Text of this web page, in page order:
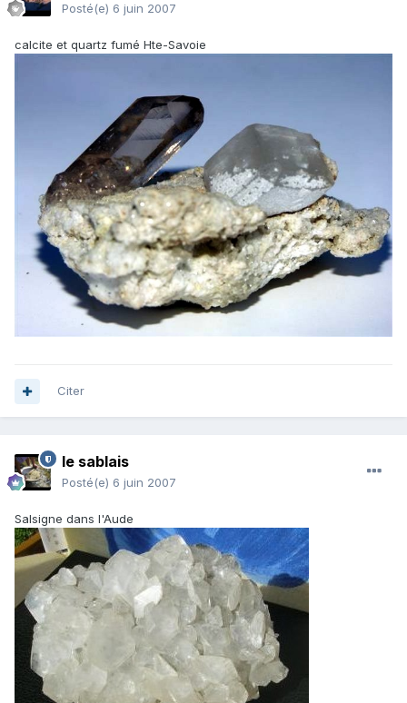
Posté(e) 6 juin 2007
calcite et quartz fumé Hte-Savoie
Citer
le sablais
Posté(e) 6 juin 2007
Salsigne dans l'Aude